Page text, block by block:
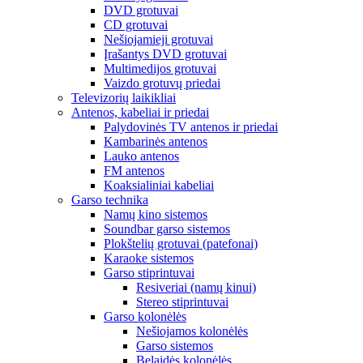
DVD grotuvai
CD grotuvai
Nešiojamieji grotuvai
Įrašantys DVD grotuvai
Multimedijos grotuvai
Vaizdo grotuvų priedai
Televizorių laikikliai
Antenos, kabeliai ir priedai
Palydovinės TV antenos ir priedai
Kambarinės antenos
Lauko antenos
FM antenos
Koaksialiniai kabeliai
Garso technika
Namų kino sistemos
Soundbar garso sistemos
Plokštelių grotuvai (patefonai)
Karaoke sistemos
Garso stiprintuvai
Resiveriai (namų kinui)
Stereo stiprintuvai
Garso kolonėlės
Nešiojamos kolonėlės
Garso sistemos
Belaidės kolonėlės